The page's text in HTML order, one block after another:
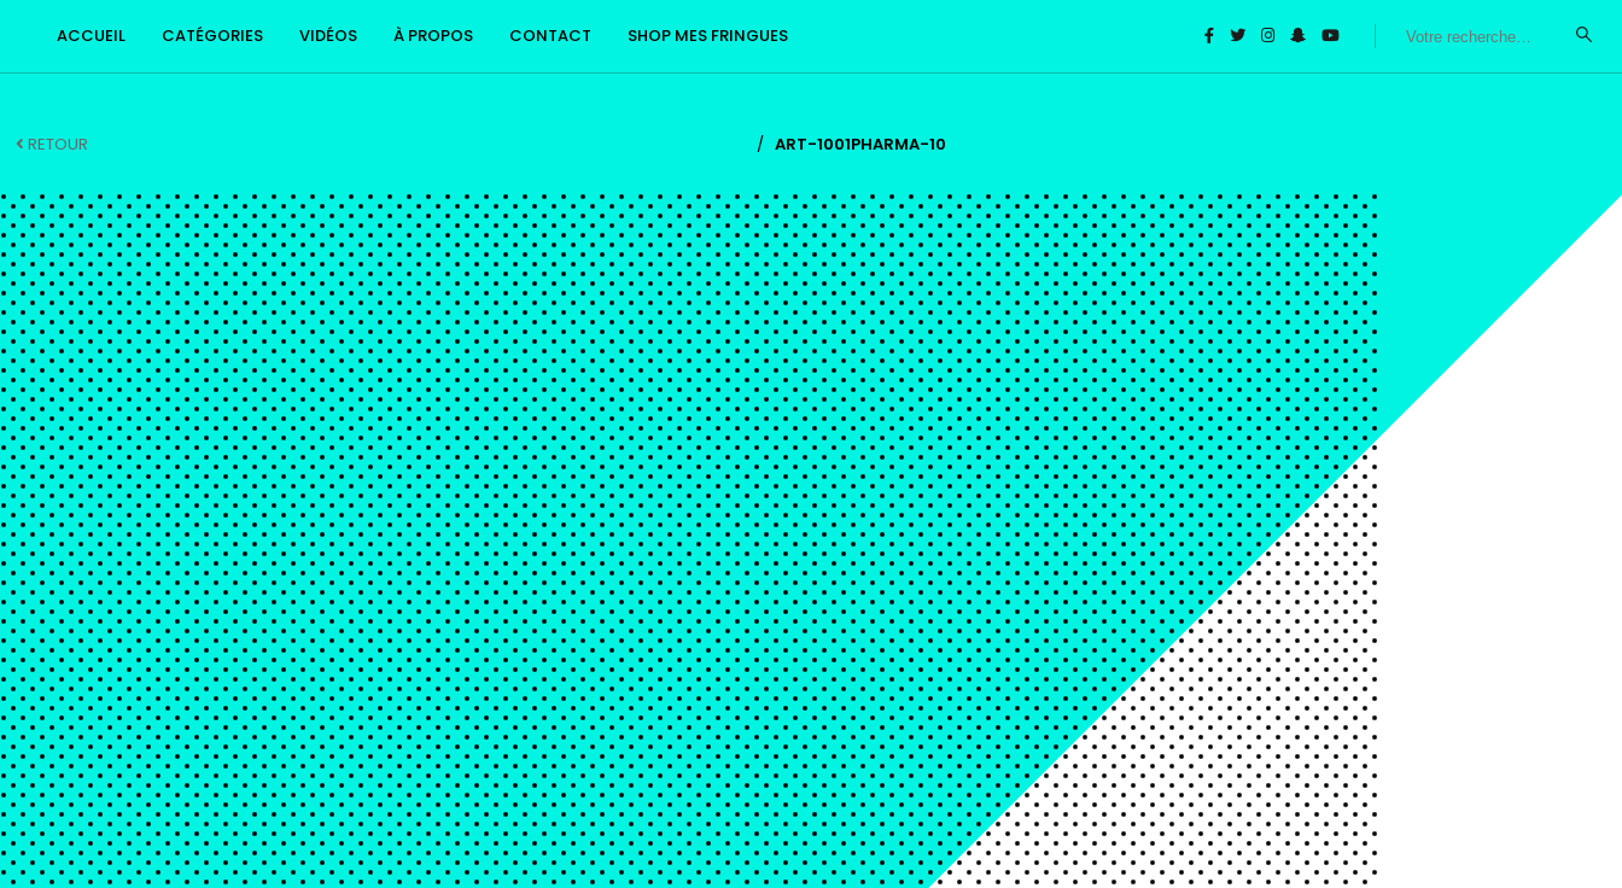
ACCUEIL CATÉGORIES VIDÉOS À PROPOS CONTACT SHOP MES FRINGUES
RETOUR / ART-1001PHARMA-10